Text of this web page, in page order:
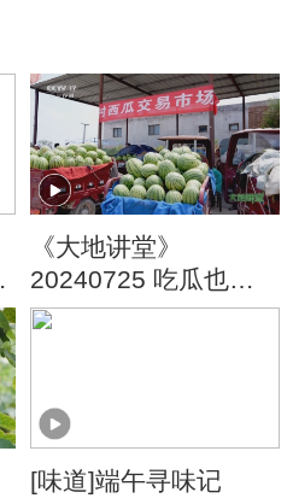
《大地讲堂》
20240725 吃瓜也说
瓜（1）
[味道]端午寻味记